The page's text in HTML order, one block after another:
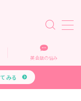
英会話の悩み
みる